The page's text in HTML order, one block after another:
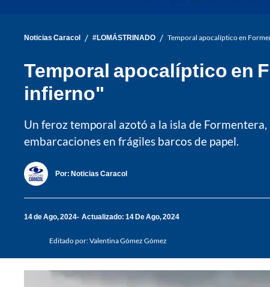
Noticias Caracol / #LOMÁSTRINADO / Temporal apocalíptico en
Temporal apocalíptico en
infierno"
Un feroz temporal azotó a la isla de
embarcaciones en frágiles barcos de papel.
Por: Noticias Caracol
14 de Ago, 2024 Actualizado: 14 De Ago, 2024
Editado por:Valentina Gómez Gómez